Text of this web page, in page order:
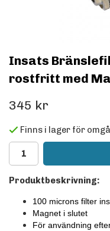
Insats
rostfritt med
345 kr
Finns i lager för
Produktbeskrivning:
100 microns filter
Magnet i slutet
För användning